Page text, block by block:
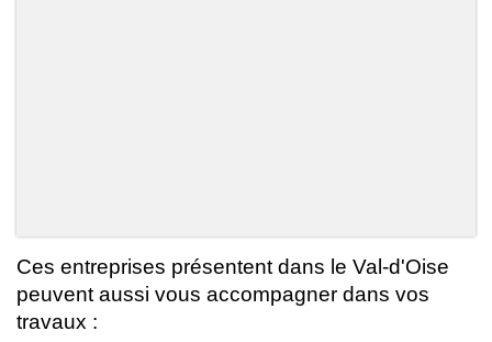
Ces entreprises présentent dans le Val-d'Oise
peuvent aussi vous accompagner dans vos
travaux :